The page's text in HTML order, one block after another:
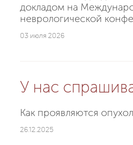
докладом на
неврологической
03 июля 2026
У нас
Как проявляются
26.12.2025